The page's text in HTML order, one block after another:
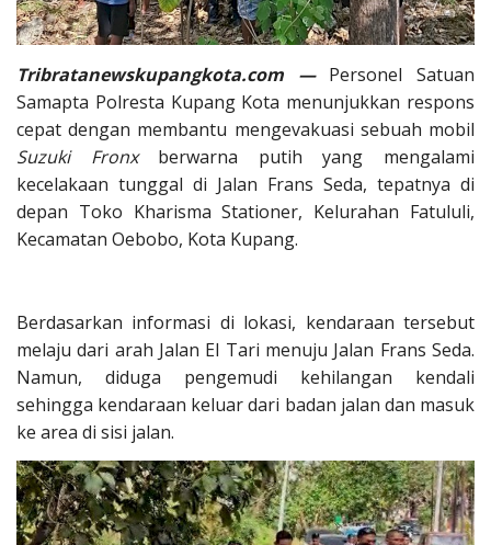
Tribratanewskupangkota.com —Personel Satuan
Samapta Polresta Kupang Kota menunjukkan respons
cepat dengan membantu mengevakuasi sebuah mobil
Suzuki Fronxberwarna putih yang mengalami
kecelakaan tunggal di Jalan Frans Seda, tepatnya di
depan Toko Kharisma Stationer, Kelurahan Fatululi,
Kecamatan Oebobo, Kota Kupang.
Berdasarkan informasi di lokasi, kendaraan tersebut
melaju dari arah Jalan El Tari menuju Jalan Frans Seda.
Namun, diduga pengemudi kehilangan kendali
sehingga kendaraan keluar dari badan jalan dan masuk
ke area di sisi jalan.